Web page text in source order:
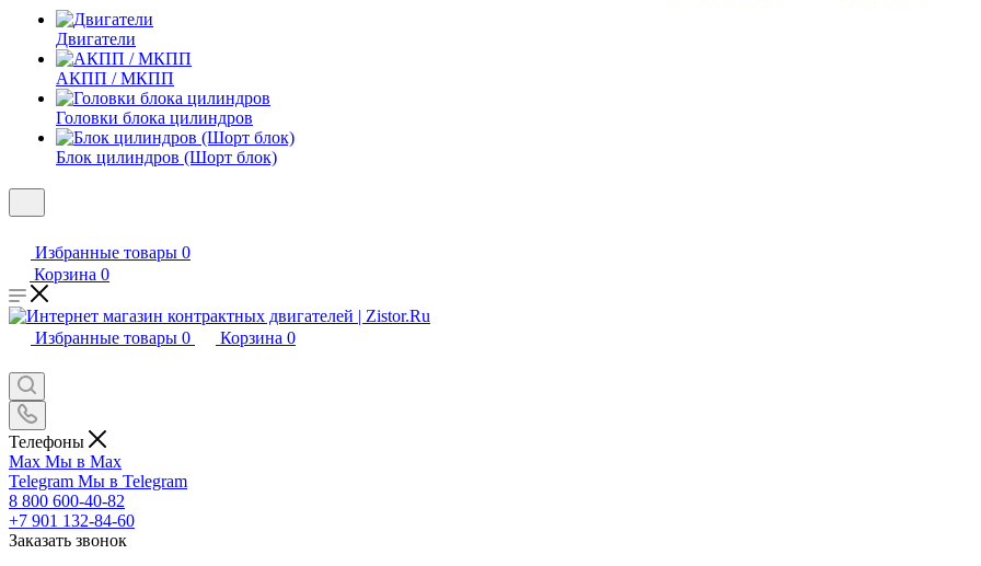
Двигатели
АКПП / МКПП
Головки блока цилиндров
Блок цилиндров (Шорт блок)
Избранные товары 0
Корзина 0
Избранные товары 0 Корзина 0
Телефоны
Max Мы в Max
Telegram Мы в Telegram
8 800 600-40-82
+7 901 132-84-60
Заказать звонок